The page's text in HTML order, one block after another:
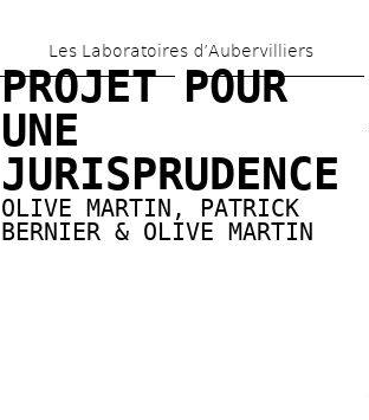
Les Laboratoires d’Aubervilliers
PROJET POUR
UNE
JURISPRUDENCE
OLIVE MARTIN , PATRICK
BERNIER & OLIVE MARTIN